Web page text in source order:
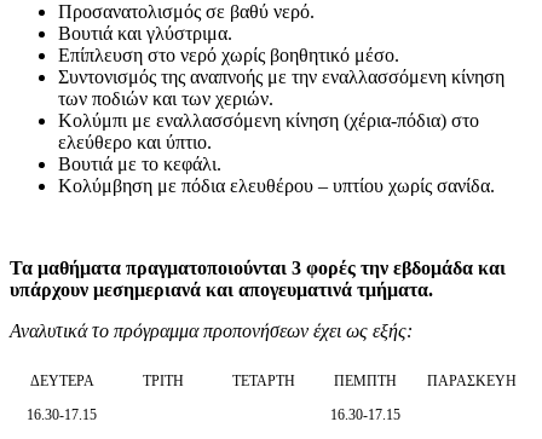
Προσανατολισμός σε βαθύ νερό.
Βουτιά και γλύστριμα.
Επίπλευση στο νερό χωρίς βοηθητικό μέσο.
Συντονισμός της αναπνοής με την εναλλασσόμενη κίνηση
των ποδιών και των χεριών.
Κολύμπι με εναλλασσόμενη κίνηση (χέρια-πόδια) στο
ελεύθερο και ύπτιο.
Βουτιά με το κεφάλι.
Κολύμβηση με πόδια ελευθέρου – υπτίου χωρίς σανίδα.
Τα μαθήματα πραγματοποιούνται 3 φορές την εβδομάδα και
υπάρχουν μεσημεριανά και απογευματινά τμήματα.
Αναλυτικά το πρόγραμμα προπονήσεων έχει ως εξής:
ΔΕΥΤΕΡΑ ΤΡΙΤΗ ΤΕΤΑΡΤΗ ΠΕΜΠΤΗ
ΠΑΡΑΣΚΕΥΗ
16.30-17.15
16.30-17.15